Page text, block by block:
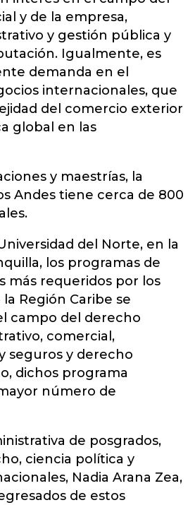
y de la empresa,
y gestión pública y
Igualmente, es
demanda en el
internacionales, que
del comercio exterior
global en las
y maestrías, la
Andes tiene cerca de 800
del Norte, en la
los programas de
más requeridos por los
Región Caribe se
campo del derecho
comercial,
seguros y derecho
dichos programa
número de
de posgrados,
ciencia política y
Nadia Arana Zea,
de estos